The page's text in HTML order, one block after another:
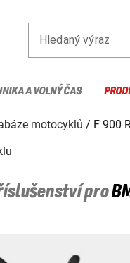
Hledaný výraz
A VOLNÝ ČAS
motocyklů
F 900
pro